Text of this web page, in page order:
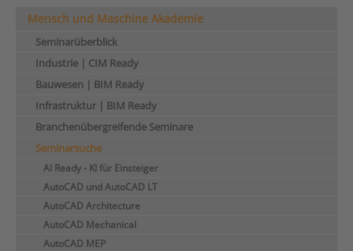
Mensch und Maschine Akademie
Seminarüberblick
Industrie | CIM Ready
Bauwesen | BIM Ready
Infrastruktur | BIM Ready
Branchenübergreifende Seminare
Seminarsuche
AI Ready - KI für Einsteiger
AutoCAD und AutoCAD LT
AutoCAD Architecture
AutoCAD Mechanical
AutoCAD MEP